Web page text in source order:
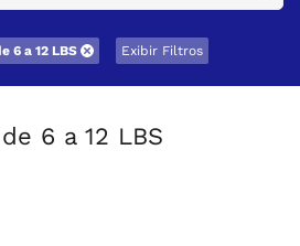
6 a 12 LBS Exibir Filtros
6 a 12 LBS